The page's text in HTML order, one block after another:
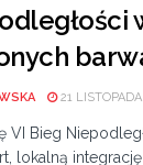
21
VI Bieg
lokalną